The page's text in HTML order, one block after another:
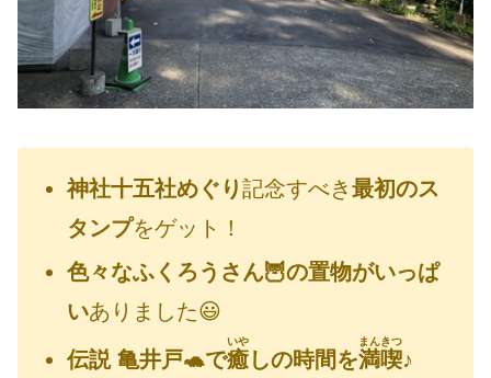
神社十五社めぐり記念すべき最初のス
タンプをゲット！
色々なふくろうさん🦉の置物がいっぱ
いありました😃
伝説 亀井戸🐢で癒
いや
しの時間を満喫
まんきつ
♪